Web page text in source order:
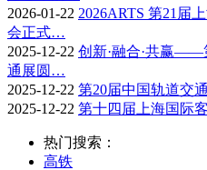
2026-01-22 2026ARTS 第21届
会正式…
2025-12-22 创新·融合·共赢——
通展圆…
2025-12-22 第20届中国轨道交
2025-12-22 第十四届上海国际
热门搜索：
高铁